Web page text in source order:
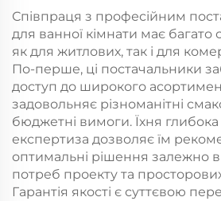
низькими цінами
Співпраця з професійним
для ванної кімнати має багато
як для житлових, так і для
По-перше, ці постачальники
доступ до широкого
задовольняє різноманітні
бюджетні вимоги. Їхня глибока
експертиза дозволяє їм
оптимальні рішення залежно
потреб проекту та
Гарантія якості є суттєвою